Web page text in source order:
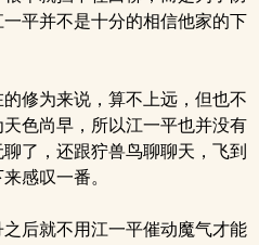
平并不是十分的相信他家的下
修为来说，算不上远，但也不
色尚早，所以江一平也并没有
了，还跟狞兽鸟聊聊天，飞到
感叹一番。
后就不用江一平催动魔气才能